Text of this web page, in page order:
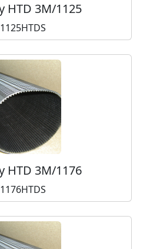
HTD 3M/1125
HTD 3M/1176